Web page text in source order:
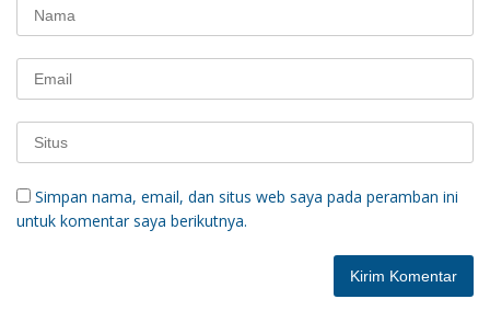
Simpan nama, email, dan situs web saya pada peramban ini
untuk komentar saya berikutnya.